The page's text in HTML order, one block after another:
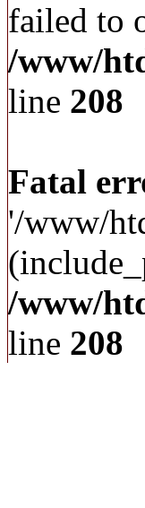
failed to
/www/
line 208
Fatal
'/www/
/www/
line 208